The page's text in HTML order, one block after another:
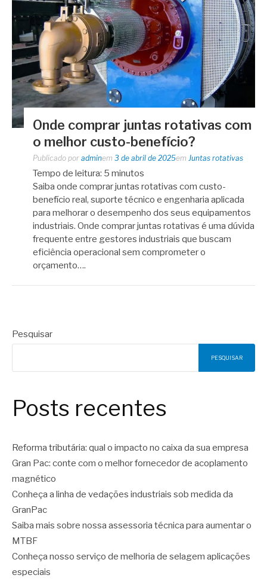
Onde comprar juntas rotativas com
o melhor custo-benefício?
Publicado por adminem 3 de abril de 2025em Juntas rotativas
Tempo de leitura: 5 minutos
Saiba onde comprar juntas rotativas com custo-
benefício real, suporte técnico e engenharia aplicada
para melhorar o desempenho dos seus equipamentos
industriais. Onde comprar juntas rotativas é uma dúvida
frequente entre gestores industriais que buscam
eficiência operacional sem comprometer o
orçamento….
Pesquisar
PESQUISAR
Posts recentes
Reforma tributária: qual o impacto no caixa da sua empresa
Gran Pac: conte com o melhor fornecedor de acoplamento
magnético
Conheça a linha de vedações industriais sob medida da
GranPac
Saiba mais sobre nossa assessoria técnica para aumentar o
MTBF
Conheça nosso serviço de melhoria de selagem aplicações
especiais